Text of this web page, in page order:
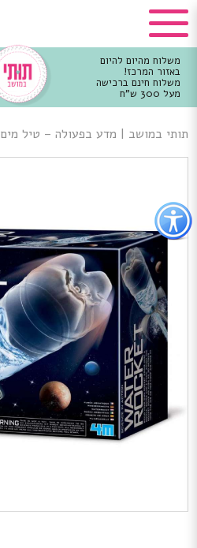
כפתור
לפתיחת
תפריט
נגישות
משלוח מהיום להיום
באזור המרכז!
משלוח חינם ברכישה
מעל 300 ש"ח
מרכזי
תותי במושב | מדע בפעולה – טיל מים